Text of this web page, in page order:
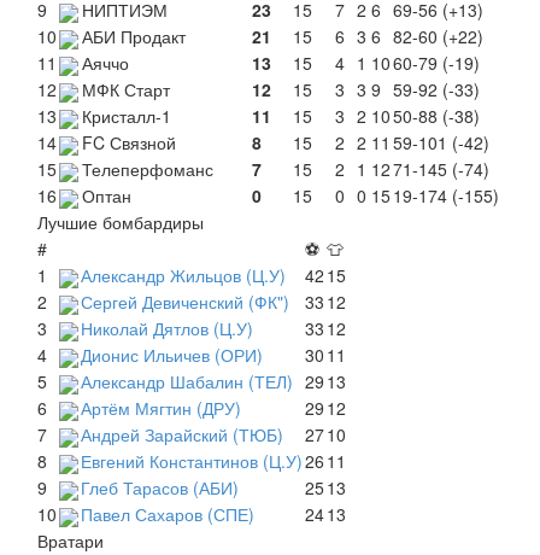
9
НИПТИЭМ 23 15 7 2 6 69-56 (+13)
10
АБИ Продакт 21 15 6 3 6 82-60 (+22)
11
Аяччо 13 15 4 1 1060-79 (-19)
12
МФК Старт 12 15 3 3 9 59-92 (-33)
13
Кристалл-1 11 15 3 2 1050-88 (-38)
14
FC Связной 8 15 2 2 11 59-101 (-42)
15
Телеперфоманс 7 15 2 1 1271-145 (-74)
16
Оптан 0 15 0 0 1519-174 (-155)
Лучшие бомбардиры
#
⚽ 👕
1
Александр Жильцов (Ц.У) 42 15
2
Сергей Девиченский (ФК") 33 12
3
Николай Дятлов (Ц.У) 33 12
4
Дионис Ильичев (ОРИ) 30 11
5
Александр Шабалин (ТЕЛ) 29 13
6
Артём Мягтин (ДРУ) 29 12
7
Андрей Зарайский (ТЮБ) 2710
8
Евгений Константинов (Ц.У)26 11
9
Глеб Тарасов (АБИ) 2513
10
Павел Сахаров (СПЕ) 2413
Вратари